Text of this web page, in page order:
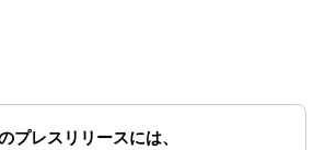
プレスリリースには、